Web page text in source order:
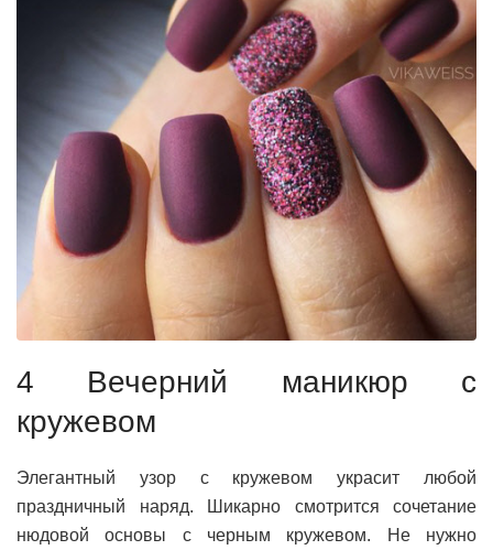
4 Вечерний маникюр с
кружевом
Элегантный узор с кружевом украсит любой
праздничный наряд. Шикарно смотрится сочетание
нюдовой основы с черным кружевом. Не нужно